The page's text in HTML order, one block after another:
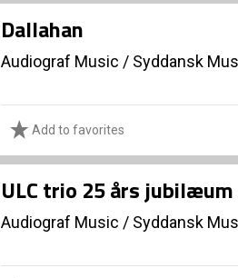
Dallahan
Audiograf Music / Syddansk
Add to favorites
ULC trio 25 års jubilæum
Audiograf Music / Syddansk